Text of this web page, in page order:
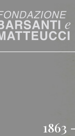
1863